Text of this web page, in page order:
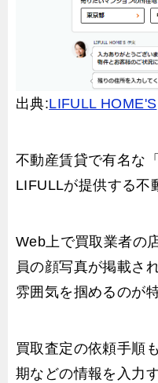
出典:LIFULL HOME'S
不動産賃貸で有名な
LIFULLが提供する不
Web上で買取業者の
員の顔写真が掲載さ
雰囲気を掴めるのが
買取査定の依頼手順
期などの情報を入力